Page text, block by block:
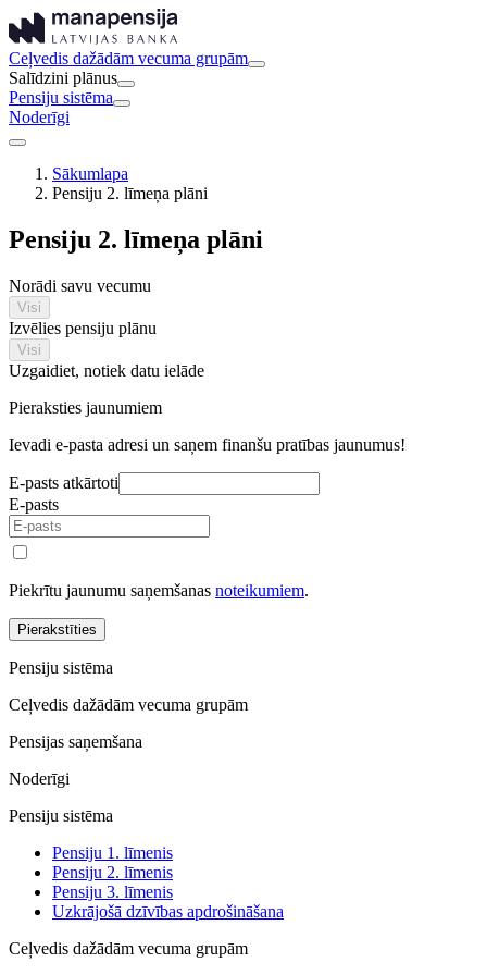
Ceļvedis dažādām vecuma grupām
Salīdzini plānus
Pensiju sistēma
Noderīgi
Sākumlapa
Pensiju 2. līmeņa plāni
Pensiju 2. līmeņa plāni
Norādi savu vecumu
Visi
Izvēlies pensiju plānu
Visi
Uzgaidiet, notiek datu ielāde
Pieraksties jaunumiem
Ievadi e-pasta adresi un saņem finanšu pratības jaunumus!
E-pasts atkārtoti
E-pasts
Piekrītu jaunumu saņemšanas noteikumiem.
Pierakstīties
Pensiju sistēma
Ceļvedis dažādām vecuma grupām
Pensijas saņemšana
Noderīgi
Pensiju sistēma
Pensiju 1. līmenis
Pensiju 2. līmenis
Pensiju 3. līmenis
Uzkrājošā dzīvības apdrošināšana
Ceļvedis dažādām vecuma grupām